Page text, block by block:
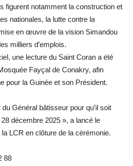
figurent notamment la construction et
nationales, la lutte contre la
en œuvre de la vision Simandou
milliers d’emplois.
une lecture du Saint Coran a été
Fayçal de Conakry, afin
pour la Guinée et son Président.
Général bâtisseur pour qu’il soit
décembre 2025 », a lancé le
LCR en clôture de la cérémonie.
88